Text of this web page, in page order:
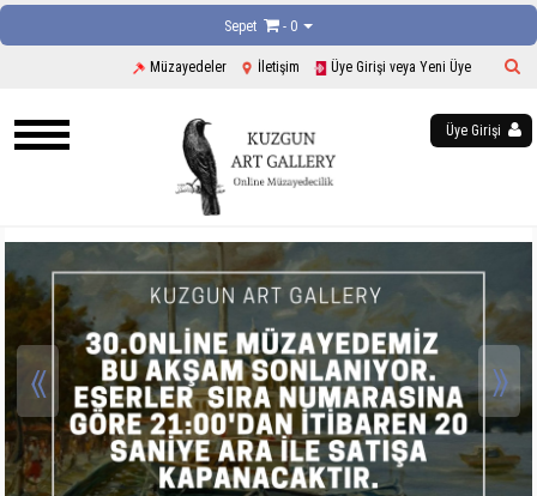
Sepet - 0
Müzayedeler İletişim Üye Girişi veya Yeni Üye
Üye Girişi
« »